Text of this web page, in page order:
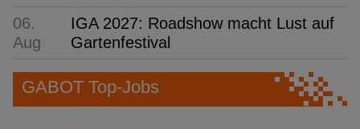
06.
Aug
IGA 2027: Roadshow macht Lust auf
Gartenfestival
GABOT Top-Jobs